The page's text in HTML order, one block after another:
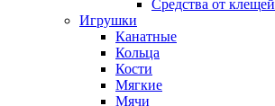
Средства от клещей
Игрушки
Канатные
Кольца
Кости
Мягкие
Мячи